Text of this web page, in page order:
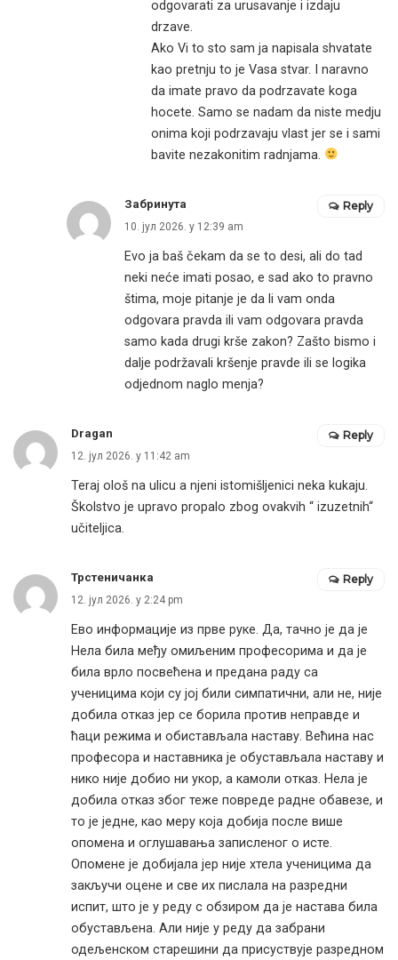
odgovarati za urusavanje i izdaju
drzave.
Ako Vi to sto sam ja napisala shvatate
kao pretnju to je Vasa stvar. I naravno
da imate pravo da podrzavate koga
hocete. Samo se nadam da niste medju
onima koji podrzavaju vlast jer se i sami
bavite nezakonitim radnjama.
Забринута
10. јул 2026. у 12:39 am
Evo ja baš čekam da se to desi, ali do tad
neki neće imati posao, e sad ako to pravno
štima, moje pitanje je da li vam onda
odgovara pravda ili vam odgovara pravda
samo kada drugi krše zakon? Zašto bismo i
dalje podržavali kršenje pravde ili se logika
odjednom naglo menja?
Reply
Dragan
12. јул 2026. у 11:42 am
Teraj ološ na ulicu a njeni istomišljenici neka kukaju.
Školstvo je upravo propalo zbog ovakvih “ izuzetnih“
učiteljica.
Reply
Трстеничанка
12. јул 2026. у 2:24 pm
Ево информације из прве руке. Да, тачно је да је
Нела била међу омиљеним професорима и да је
била врло посвећена и предана раду са
ученицима који су јој били симпатични, али не, није
добила отказ јер се борила против неправде и
ћаци режима и обистављала наставу. Већина нас
професора и наставника је обустављала наставу и
нико није добио ни укор, а камоли отказ. Нела је
добила отказ због теже повреде радне обавезе, и
то је једне, као меру која добија после више
опомена и оглушавања записленог о исте.
Опомене је добијала јер није хтела ученицима да
закључи оцене и све их пислала на разредни
испит, што је у реду с обзиром да је настава била
обустављена. Али није у реду да забрани
одељенском старешини да присуствује разредном
Reply